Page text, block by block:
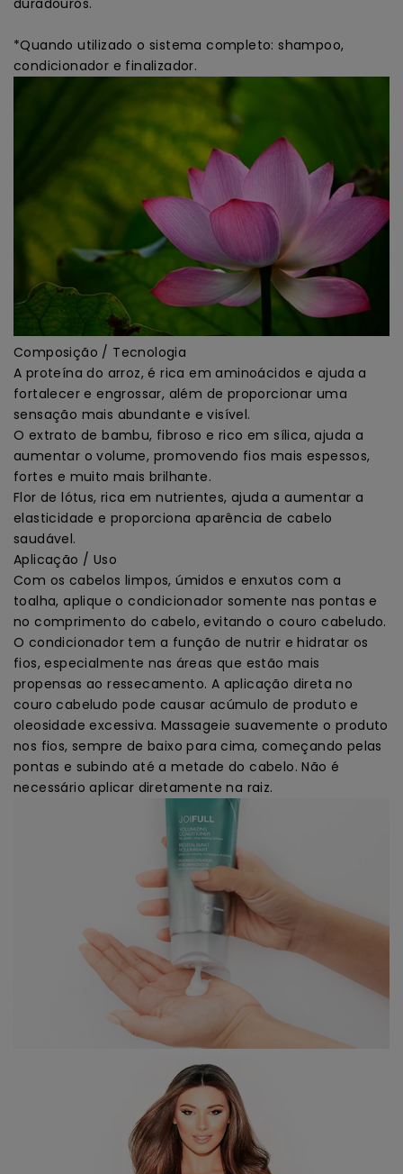
duradouros.
*Quando utilizado o sistema completo: shampoo,
condicionador e finalizador.
Composição / Tecnologia
A proteína do arroz, é rica em aminoácidos e ajuda a
fortalecer e engrossar, além de proporcionar uma
sensação mais abundante e visível.
O extrato de bambu, fibroso e rico em sílica, ajuda a
aumentar o volume, promovendo fios mais espessos,
fortes e muito mais brilhante.
Flor de lótus, rica em nutrientes, ajuda a aumentar a
elasticidade e proporciona aparência de cabelo
saudável.
Aplicação / Uso
Com os cabelos limpos, úmidos e enxutos com a
toalha, aplique o condicionador somente nas pontas e
no comprimento do cabelo, evitando o couro cabeludo.
O condicionador tem a função de nutrir e hidratar os
fios, especialmente nas áreas que estão mais
propensas ao ressecamento. A aplicação direta no
couro cabeludo pode causar acúmulo de produto e
oleosidade excessiva. Massageie suavemente o produto
nos fios, sempre de baixo para cima, começando pelas
pontas e subindo até a metade do cabelo. Não é
necessário aplicar diretamente na raiz.